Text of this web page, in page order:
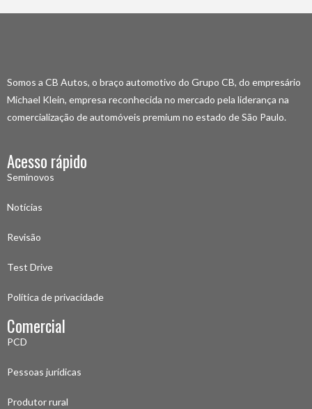
Somos a CB Autos, o braço automotivo do Grupo CB, do empresário
Michael Klein, empresa reconhecida no mercado pela liderança na
comercialização de automóveis premium no estado de São Paulo.
Acesso rápido
Seminovos
Notícias
Revisão
Test Drive
Política de privacidade
Comercial
PCD
Pessoas jurídicas
Produtor rural